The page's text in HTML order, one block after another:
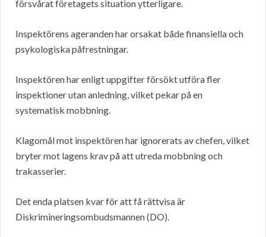
försvårat företagets situation ytterligare.
Inspektörens ageranden har orsakat både finansiella och
psykologiska påfrestningar.
Inspektören har enligt uppgifter försökt utföra fler
inspektioner utan anledning, vilket pekar på en
systematisk mobbning.
Klagomål mot inspektören har ignorerats av chefen, vilket
bryter mot lagens krav på att utreda mobbning och
trakasserier.
Det enda platsen kvar för att få rättvisa är
Diskrimineringsombudsmannen (DO).